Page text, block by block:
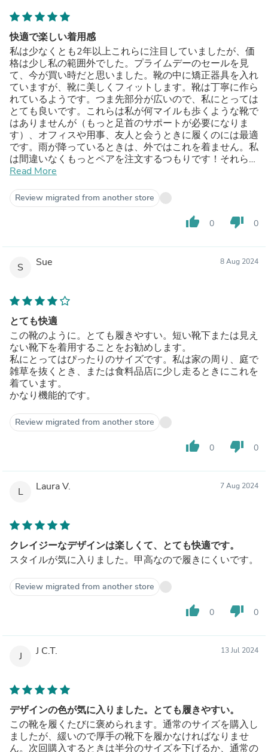
快適で楽しい着用感
私は少なくとも2年以上これらに注目していましたが、価
格は少し私の範囲外でした。プライムデーのセールを見
て、今が買い時だと思いました。靴の中に矯正器具を入れ
ていますが、靴に美しくフィットします。靴は丁寧に作ら
れているようです。つま先部分が広いので、私にとっては
とても良いです。これらは私が何マイルも歩くような靴で
はありませんが（もっと足首のサポートが必要になりま
す）、オフィスや用事、友人と会うときに履くのには最適
です。雨が降っているときは、外ではこれを着ません。私
は間違いなくもっとペアを注文するつもりです！それらは
自分自身を表現する本当に楽しい方法です。
Read More
Review migrated from another store
thumb_up 0 thumb_down 0
S Sue 8 Aug 2024
とても快適
この靴のように。とても履きやすい。短い靴下または見え
ない靴下を着用することをお勧めします。
私にとってはぴっ​​たりのサイズです。私は家の周り、庭で
雑草を抜くとき、または食料品店に少し走るときにこれを
着ています。
かなり機能的です。
Review migrated from another store
thumb_up 0 thumb_down 0
L Laura V. 7 Aug 2024
クレイジーなデザインは楽しくて、とても快適です。
スタイルが気に入りました。甲高なので履きにくいです。
Review migrated from another store
thumb_up 0 thumb_down 0
J J C.T. 13 Jul 2024
デザインの色が気に入りました。とても履きやすい。
この靴を履くたびに褒められます。通常のサイズを購入し
ましたが、緩いので厚手の靴下を履かなければなりませ
ん。次回購入するときは半分のサイズを下げるか、通常の